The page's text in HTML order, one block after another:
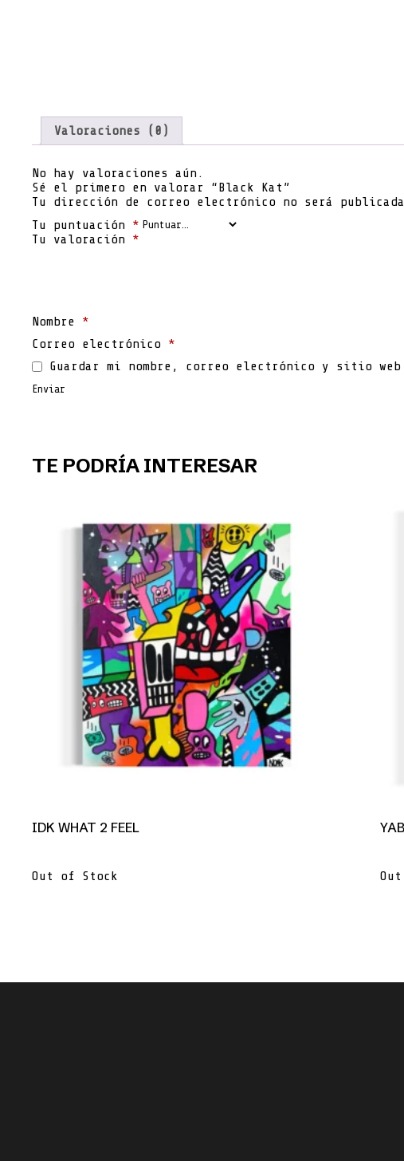
Valoraciones (0)
No hay valoraciones aún.
Sé el primero en valorar “Black Kat”
Tu dirección de correo electrónico no será
Tu puntuación *
Tu valoración *
Nombre *
Correo electrónico *
Guardar mi nombre, correo electrónico y sitio
TE PODRÍA INTERESAR
IDK WHAT 2 FEEL
Out of Stock